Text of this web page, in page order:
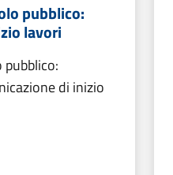
pubblico:
lavori
di inizio